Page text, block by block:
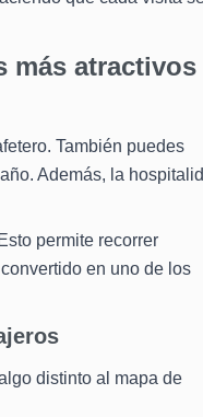
más atractivos
También puedes
Además, la
permite recorrer
en uno de los
distinto al mapa de